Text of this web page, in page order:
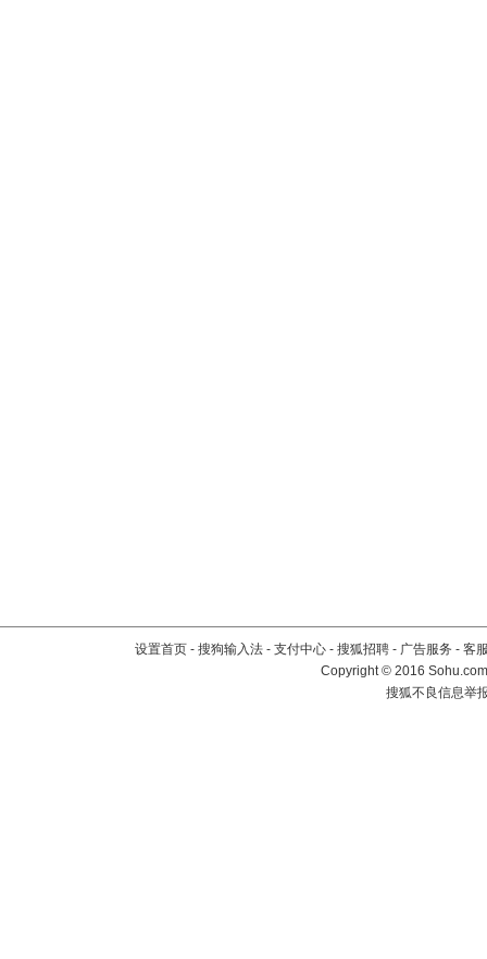
设置首页 - 搜狗输入法 - 支付中心 - 搜狐招聘 - 广告服务 - 客
Copyright©2016
搜狐不良信息举